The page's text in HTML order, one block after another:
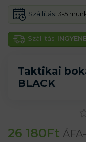
Taktikai
BLACK
Szállítás:
Szállítás: 3-5
26 180Ft